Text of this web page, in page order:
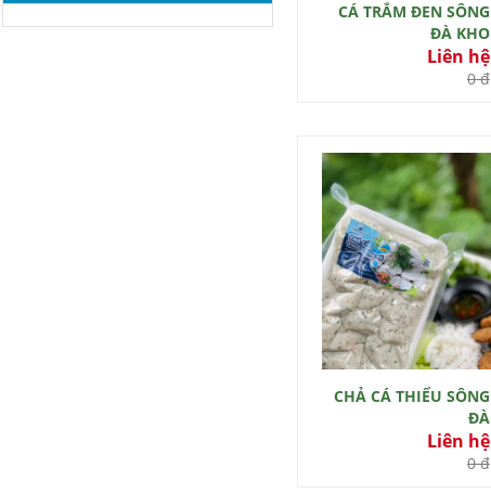
CÁ TRẮM ĐEN SÔNG
ĐÀ KHO
Liên hệ
0 đ
CHẢ CÁ THIỂU SÔNG
ĐÀ
Liên hệ
0 đ